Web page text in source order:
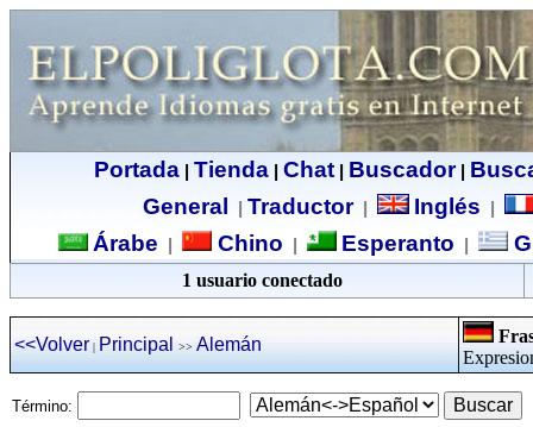
Portada| Tienda| Chat| Buscador|
General
Traductor| Inglés
Árabe Chino Esperanto
1 usuario conectado
<<Volver | Principal >> Alemán
Término: